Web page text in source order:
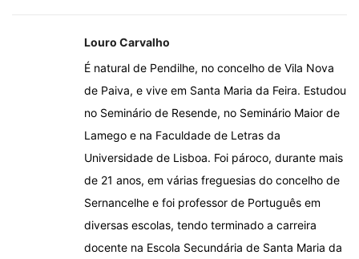
Louro Carvalho
É natural de Pendilhe, no concelho de Vila Nova
de Paiva, e vive em Santa Maria da Feira. Estudou
no Seminário de Resende, no Seminário Maior de
Lamego e na Faculdade de Letras da
Universidade de Lisboa. Foi pároco, durante mais
de 21 anos, em várias freguesias do concelho de
Sernancelhe e foi professor de Português em
diversas escolas, tendo terminado a carreira
docente na Escola Secundária de Santa Maria da